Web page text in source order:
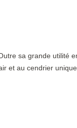
sa grande
et au cendrier